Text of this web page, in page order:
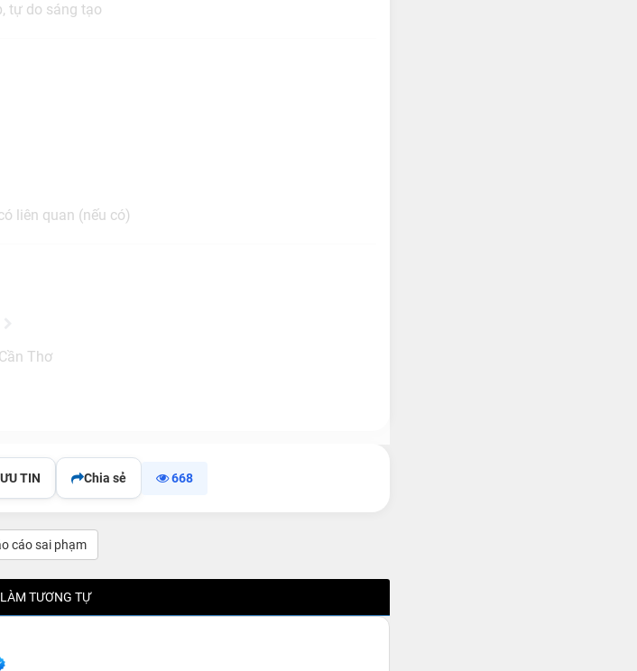
tự do sáng tạo
liên quan (nếu có)
Thơ
TIN Chia sẻ 668
cáo sai phạm
TƯƠNG TỰ